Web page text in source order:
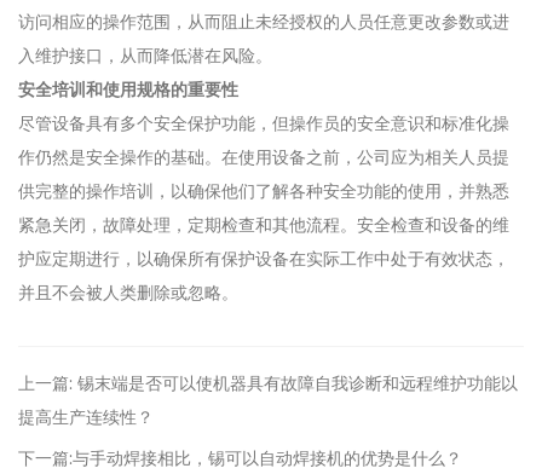
访问相应的操作范围，从而阻止未经授权的人员任意更改参数或进
入维护接口，从而降低潜在风险。
安全培训和使用规格的重要性
尽管设备具有多个安全保护功能，但操作员的安全意识和标准化操
作仍然是安全操作的基础。在使用设备之前，公司应为相关人员提
供完整的操作培训，以确保他们了解各种安全功能的使用，并熟悉
紧急关闭，故障处理，定期检查和其他流程。安全检查和设备的维
护应定期进行，以确保所有保护设备在实际工作中处于有效状态，
并且不会被人类删除或忽略。
上一篇: 锡末端是否可以使机器具有故障自我诊断和远程维护功能以
提高生产连续性？
下一篇:与手动焊接相比，锡可以自动焊接机的优势是什么？